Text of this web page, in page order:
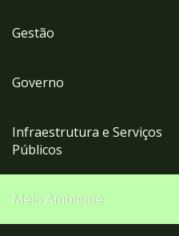
Gestão
Governo
Infraestrutura e Serviços
Públicos
Meio Ambiente